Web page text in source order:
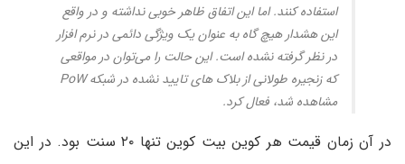
استفاده کنند. اما این اتفاق ظاهر خوبی نداشته و در واقع
این هشدار هیچ گاه به عنوان یک ویژگی دائمی در نرم افزار
در نظر گرفته نشده است. این حالت را می‌توان در مواقعی
که زنجیره طولانی از بلاک های تایید نشده در شبکه PoW
مشاهده شد، فعال کرد.
در آن زمان قیمت هر کوین بیت کوین تنها ۲۰ سنت بود. در این